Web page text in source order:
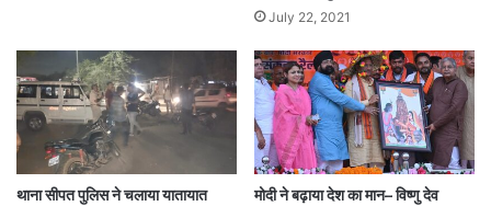
July 22, 2021
थाना सीपत पुलिस ने चलाया यातायात
मोदी ने बढ़ाया देश का मान– विष्णु देव